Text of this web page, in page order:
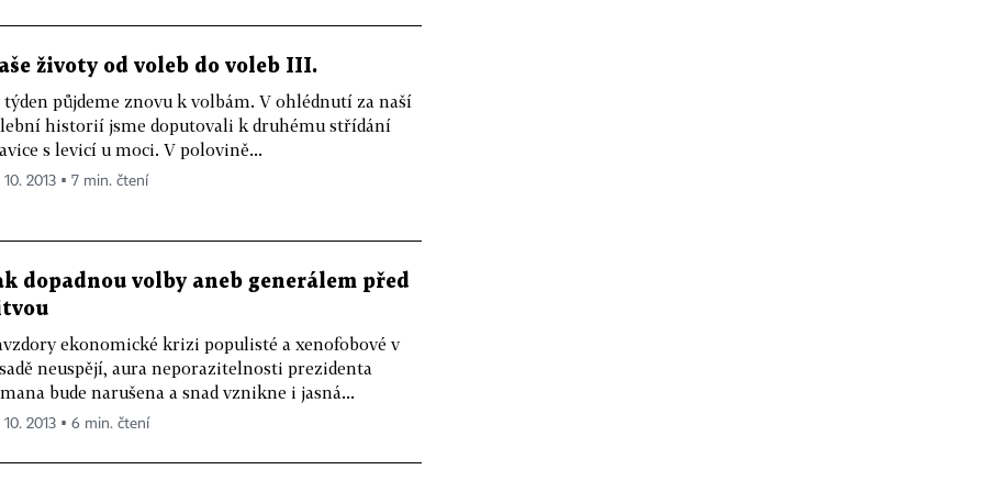
životy od voleb do voleb III.
týden půjdeme znovu k volbám. V ohlédnutí za naší
historií jsme doputovali k druhému střídání
s levicí u moci. V polovině...
10. 2013 ▪ 7 min. čtení
dopadnou volby aneb generálem před
ekonomické krizi populisté a xenofobové v
neuspějí, aura neporazitelnosti prezidenta
bude narušena a snad vznikne i jasná...
10. 2013 ▪ 6 min. čtení